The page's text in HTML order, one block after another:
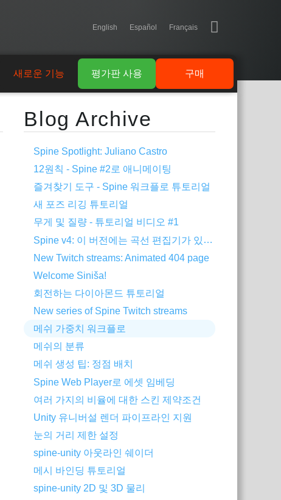
English Español Français
구매
평가판 사용
새로운 기능
Blog Archive
Spine Spotlight: Juliano Castro
12원칙 - Spine #2로 애니메이팅
즐겨찾기 도구 - Spine 워크플로 튜토리얼
새 포즈 리깅 튜토리얼
무게 및 질량 - 튜토리얼 비디오 #1
Spine v4: 이 버전에는 곡선 편집기가 있습니다!
New Twitch streams: Animated 404 page
Welcome Siniša!
회전하는 다이아몬드 튜토리얼
New series of Spine Twitch streams
메쉬 가중치 워크플로
메쉬의 분류
메쉬 생성 팁: 정점 배치
Spine Web Player로 에셋 임베딩
여러 가지의 비율에 대한 스킨 제약조건
Unity 유니버설 렌더 파이프라인 지원
눈의 거리 제한 설정
spine-unity 아웃라인 쉐이더
메시 바인딩 튜토리얼
spine-unity 2D 및 3D 물리